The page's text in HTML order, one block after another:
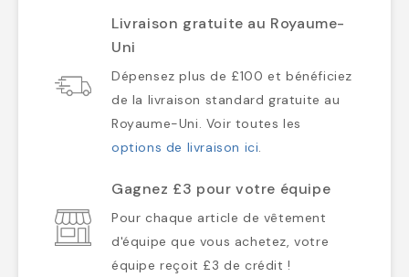
Livraison gratuite au Royaume-
Uni
Dépensez plus de £100 et bénéficiez
de la livraison standard gratuite au
Royaume-Uni. Voir toutes les
options de livraison ici.
Gagnez £3 pour votre équipe
Pour chaque article de vêtement
d'équipe que vous achetez, votre
équipe reçoit £3 de crédit !